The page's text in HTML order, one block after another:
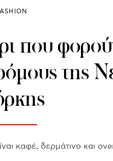
που
της
καφέ, δερμάτινο και